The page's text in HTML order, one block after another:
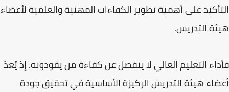
التأكيد على أهمية تطوير الكفاءات المهنية والعلمية لأعضاء
هيئة التدريس.
فأداء التعليم العالي لا ينفصل عن كفاءة من يقودونه. إذ يُعدّ
أعضاء هيئة التدريس الركيزة الأساسية في تحقيق جودة